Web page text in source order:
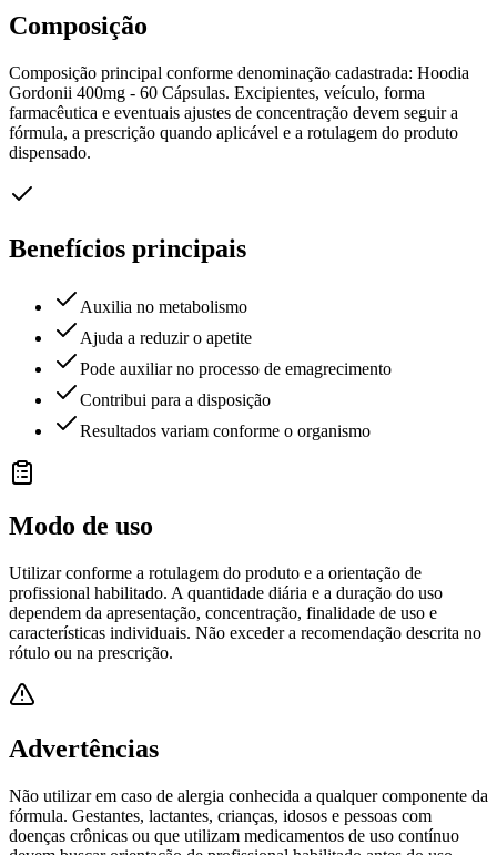
Composição
Composição principal conforme denominação cadastrada: Hoodia
Gordonii 400mg - 60 Cápsulas. Excipientes, veículo, forma
farmacêutica e eventuais ajustes de concentração devem seguir a
fórmula, a prescrição quando aplicável e a rotulagem do produto
dispensado.
Benefícios principais
Auxilia no metabolismo
Ajuda a reduzir o apetite
Pode auxiliar no processo de emagrecimento
Contribui para a disposição
Resultados variam conforme o organismo
Modo de uso
Utilizar conforme a rotulagem do produto e a orientação de
profissional habilitado. A quantidade diária e a duração do uso
dependem da apresentação, concentração, finalidade de uso e
características individuais. Não exceder a recomendação descrita no
rótulo ou na prescrição.
Advertências
Não utilizar em caso de alergia conhecida a qualquer componente da
fórmula. Gestantes, lactantes, crianças, idosos e pessoas com
doenças crônicas ou que utilizam medicamentos de uso contínuo